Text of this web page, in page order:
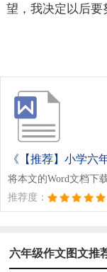
望，我决定以后要
《【推荐】小学六
将本文的Word文档下
推荐度：
六年级作文图文推